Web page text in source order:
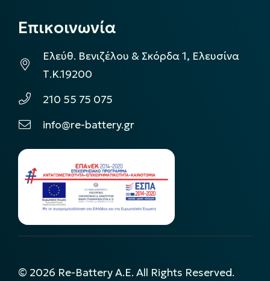
Επικοινωνία
Ελεύθ. Βενιζέλου & Σκόρδα 1, Ελευσίνα
Τ.Κ.19200
210 55 75 075
info@re-battery.gr
© 2026 Re-Battery A.E. All Rights Reserved.